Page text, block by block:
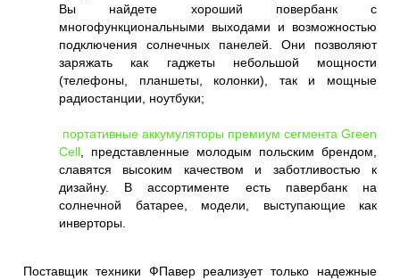
Вы найдете хороший повербанк с
многофункциональными выходами и возможностью
подключения солнечных панелей. Они позволяют
заряжать как гаджеты небольшой мощности
(телефоны, планшеты, колонки), так и мощные
радиостанции, ноутбуки;
портативные аккумуляторы премиум сегмента Green
Cell , представленные молодым польским брендом,
славятся высоким качеством и заботливостью к
дизайну. В ассортименте есть павербанк на
солнечной батарее, модели, выступающие как
инверторы.
Поставщик техники ФПавер реализует только надежные